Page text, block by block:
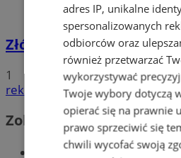
Złóż wniosek o dodatek
1
reklama
Zobacz również
Wiadomości
adres IP, unikalne
spersonalizowanych
odbiorców oraz
również przetwarzać
wykorzystywać
Twoje wybory dotyczą
opierać się na prawnie
prawo sprzeciwić się
chwili wycofać swoją